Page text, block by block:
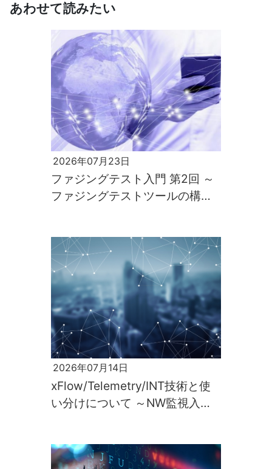
あわせて読みたい
2026年07月23日
ファジングテスト入門 第2回 ～
ファジングテストツールの構築
2026年07月14日
xFlow/Telemetry/INT技術と使
い分けについて ～NW監視入門